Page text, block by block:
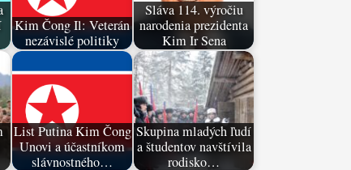
Kim Čong Il: Veterán
nezávislé politiky
Sláva 114. výročiu
narodenia prezidenta
Kim Ir Sena
List Putina Kim Čong
Unovi a účastníkom
slávnostného…
Skupina mladých ľudí
a študentov navštívila
rodisko…